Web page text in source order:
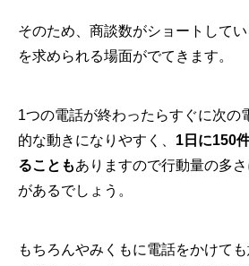
そのため、商談数がショートして
を求められる場面がでてきます。
1つの電話が終わったらすぐに次の
的な動きになりやすく、 1日に150
ることもありますので行動量の多
があるでしょう。
もちろんやみくもに電話をかけて